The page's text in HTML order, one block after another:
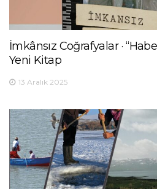
İmkânsız Coğrafyalar ·
Yeni Kitap
13 Aralık 2025